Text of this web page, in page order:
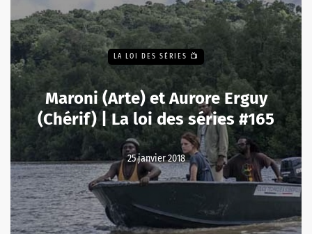
LA LOI DES SÉRIES 📺
Maroni (Arte) et Aurore Erguy
(Chérif) | La loi des séries #165
25 janvier 2018